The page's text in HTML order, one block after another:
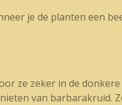
je de planten een
ze zeker in de
van barbarakruid.